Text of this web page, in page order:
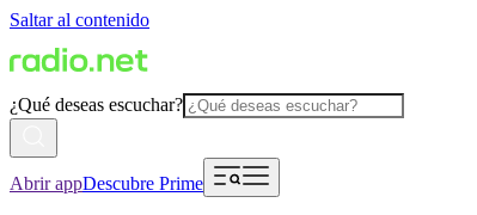
Saltar al contenido
¿Qué deseas escuchar?
Abrir appDescubre Prime